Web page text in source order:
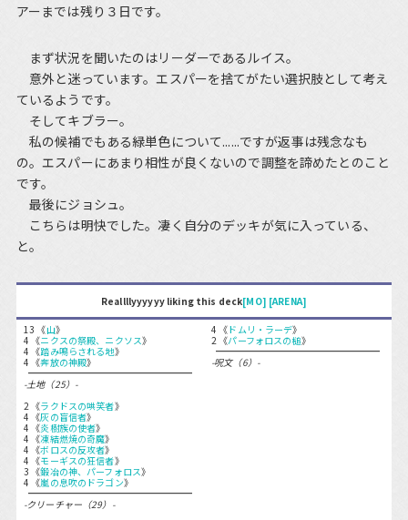
アーまでは残り３日です。
まず状況を聞いたのはリーダーであるルイス。
意外と迷っています。エスパーを捨てがたい選択肢として考え
ているようです。
そしてキブラー。
私の候補でもある緑単色について......ですが返事は残念なも
の。エスパーにあまり相性が良くないので調整を諦めたとのこと
です。
最後にジョシュ。
こちらは明快でした。凄く自分のデッキが気に入っている、
と。
Reallllyyyyyy liking this deck[MO] [ARENA]
13 《山》
4 《ニクスの祭殿、ニクソス》
4 《踏み鳴らされる地》
4 《奔放の神殿》
-土地（25）-
2 《ラクドスの哄笑者》
4 《灰の盲信者》
4 《炎樹族の使者》
4 《凍結燃焼の奇魔》
4 《ボロスの反攻者》
4 《モーギスの狂信者》
3 《鍛冶の神、パーフォロス》
4 《嵐の息吹のドラゴン》
-クリーチャー（29）-
4 《ドムリ・ラーデ》
2 《パーフォロスの槌》
-呪文（6）-